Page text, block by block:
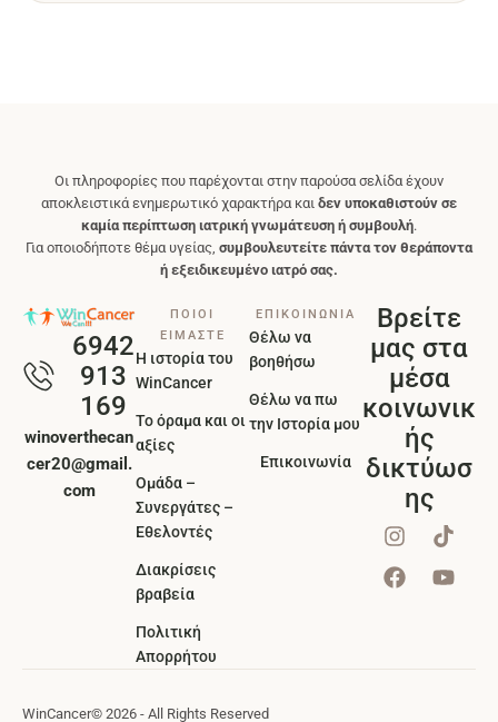
Οι πληροφορίες που παρέχονται στην παρούσα σελίδα έχουν
αποκλειστικά ενημερωτικό χαρακτήρα και δεν υποκαθιστούν σε
καμία περίπτωση ιατρική γνωμάτευση ή συμβουλή.
Για οποιοδήποτε θέμα υγείας, συμβουλευτείτε πάντα τον θεράποντα
ή εξειδικευμένο ιατρό σας.
6942
913
169
winoverthecan
cer20@gmail.
com
ΠΟΙΟΙ
ΕΙΜΑΣΤΕ
Η ιστορία του
WinCancer
Το όραμα και οι
αξίες
Ομάδα –
Συνεργάτες –
Εθελοντές
Διακρίσεις
βραβεία
Πολιτική
Απορρήτου
ΕΠΙΚΟΙΝΩΝΙΑ
Θέλω να
βοηθήσω
Θέλω να πω
την Ιστορία μου
Επικοινωνία
Βρείτε
μας στα
μέσα
κοινωνικ
ής
δικτύωσ
ης
WinCancer© 2026 - All Rights Reserved